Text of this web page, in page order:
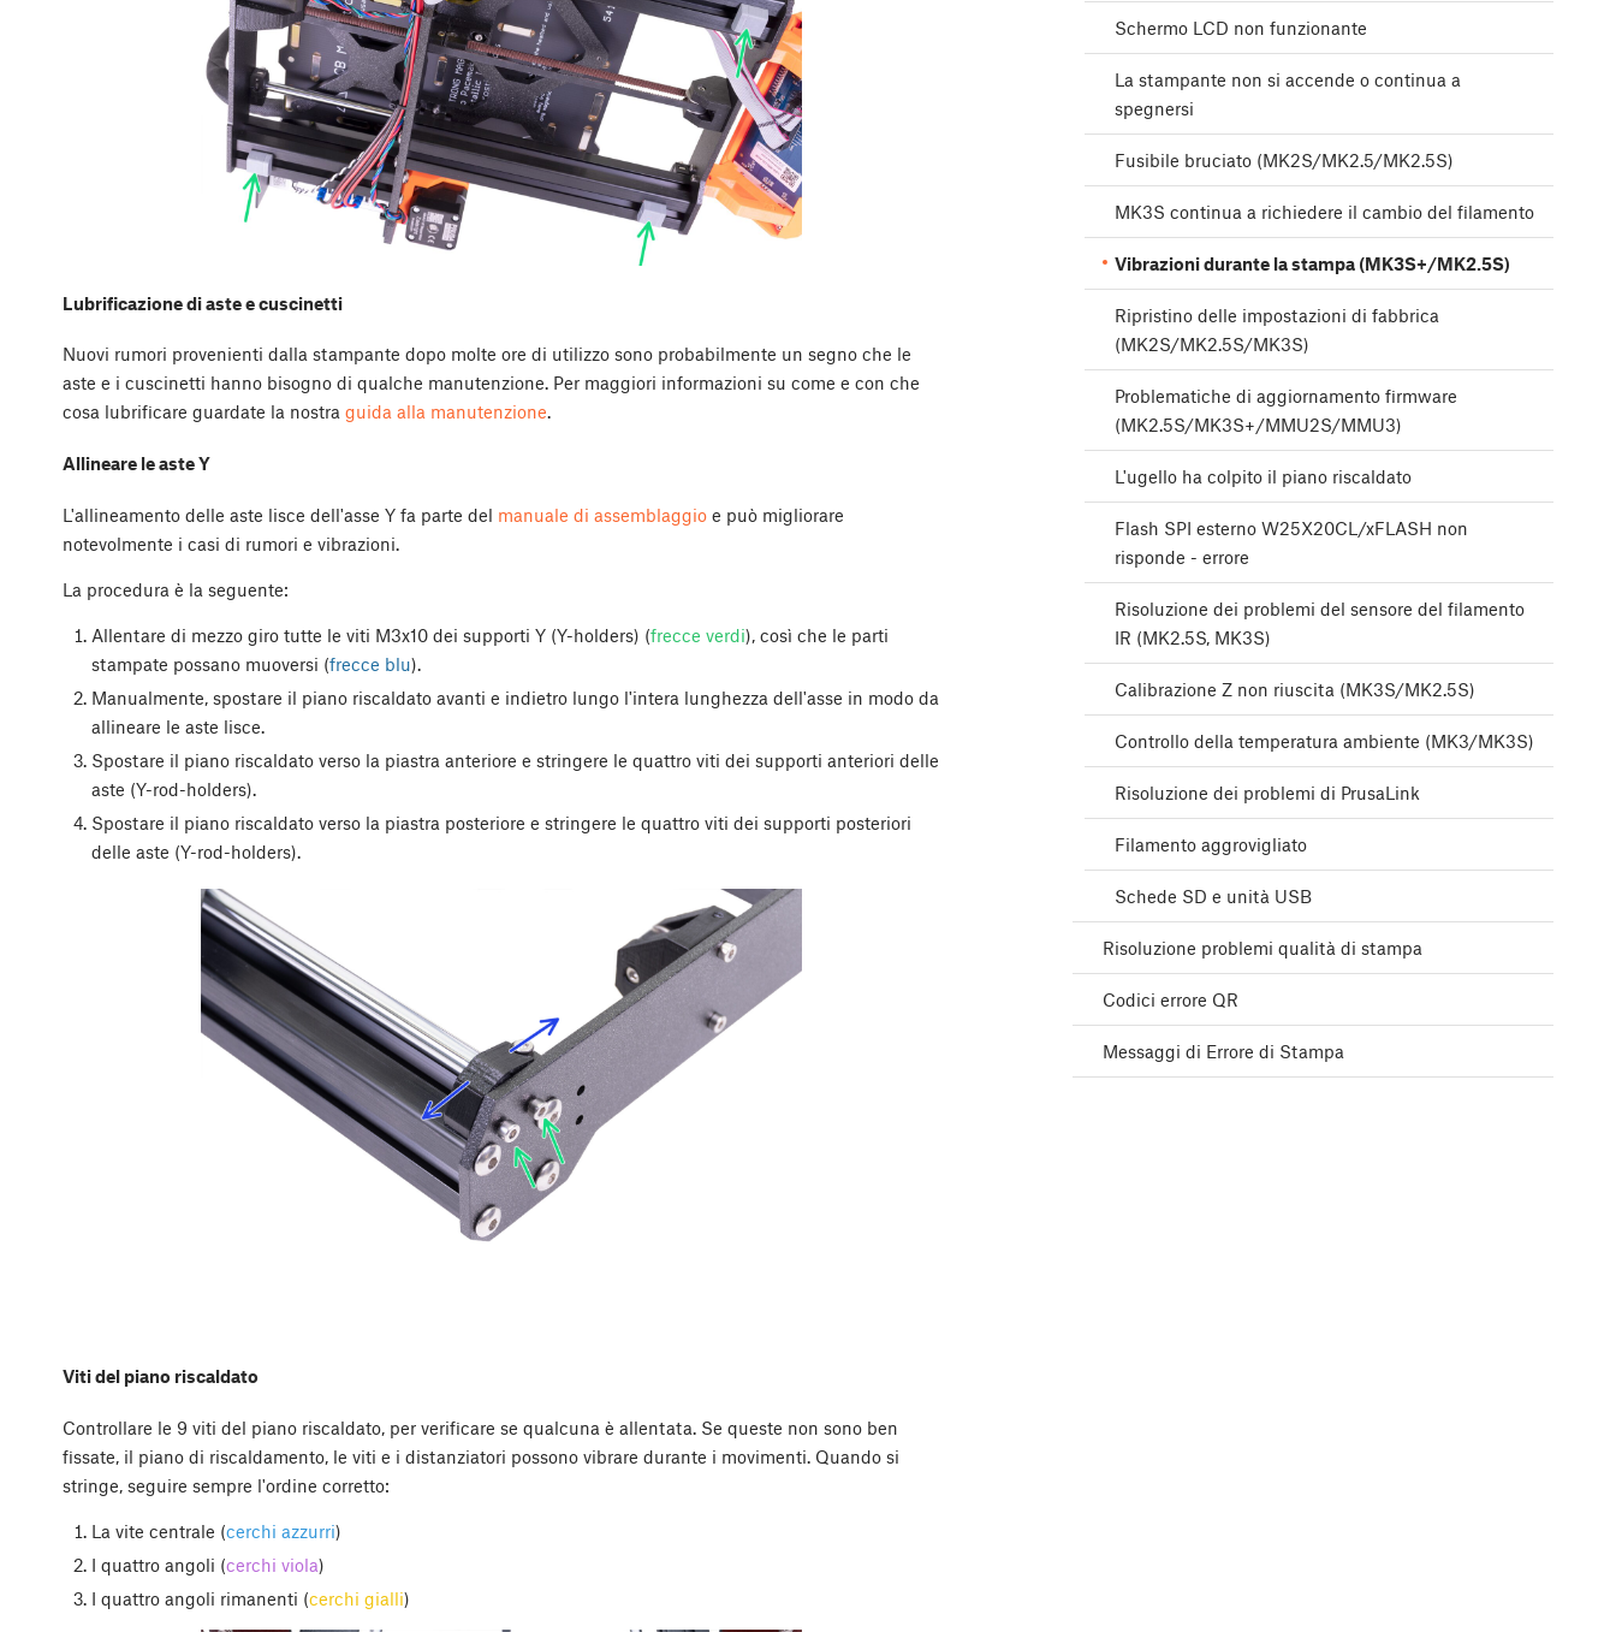
Lubrificazione di aste e cuscinetti
Nuovi rumori provenienti dalla stampante dopo molte ore di utilizzo sono probabilmente un segno che le
aste e i cuscinetti hanno bisogno di qualche manutenzione. Per maggiori informazioni su come e con che
cosa lubrificare guardate la nostra guida alla manutenzione.
Allineare le aste Y
L'allineamento delle aste lisce dell'asse Y fa parte del manuale di assemblaggio e può migliorare
notevolmente i casi di rumori e vibrazioni.
La procedura è la seguente:
Allentare di mezzo giro tutte le viti M3x10 dei supporti Y (Y-holders) (frecce verdi), così che le parti
stampate possano muoversi (frecce blu).
Manualmente, spostare il piano riscaldato avanti e indietro lungo l'intera lunghezza dell'asse in modo da
allineare le aste lisce.
Spostare il piano riscaldato verso la piastra anteriore e stringere le quattro viti dei supporti anteriori delle
aste (Y-rod-holders).
Spostare il piano riscaldato verso la piastra posteriore e stringere le quattro viti dei supporti posteriori
delle aste (Y-rod-holders).
Viti del piano riscaldato
Controllare le 9 viti del piano riscaldato, per verificare se qualcuna è allentata. Se queste non sono ben
fissate, il piano di riscaldamento, le viti e i distanziatori possono vibrare durante i movimenti. Quando si
stringe, seguire sempre l'ordine corretto:
La vite centrale (cerchi azzurri)
I quattro angoli (cerchi viola)
I quattro angoli rimanenti (cerchi gialli)
Schermo LCD non funzionante
La stampante non si accende o continua a
spegnersi
Fusibile bruciato (MK2S/MK2.5/MK2.5S)
MK3S continua a richiedere il cambio del filamento
Vibrazioni durante la stampa (MK3S+/MK2.5S)
Ripristino delle impostazioni di fabbrica
(MK2S/MK2.5S/MK3S)
Problematiche di aggiornamento firmware
(MK2.5S/MK3S+/MMU2S/MMU3)
L'ugello ha colpito il piano riscaldato
Flash SPI esterno W25X20CL/xFLASH non
risponde - errore
Risoluzione dei problemi del sensore del filamento
IR (MK2.5S, MK3S)
Calibrazione Z non riuscita (MK3S/MK2.5S)
Controllo della temperatura ambiente (MK3/MK3S)
Risoluzione dei problemi di PrusaLink
Filamento aggrovigliato
Schede SD e unità USB
Risoluzione problemi qualità di stampa
Codici errore QR
Messaggi di Errore di Stampa